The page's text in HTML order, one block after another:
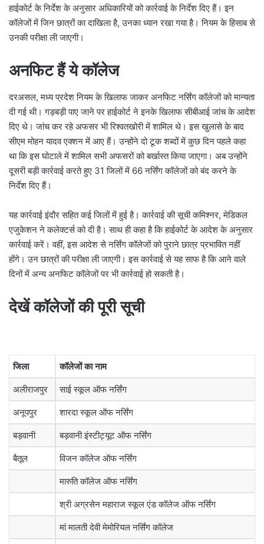
हाईकोर्ट के निर्देश के अनुसार अधिकारियों को कार्रवाई के निर्देश दिए हैं। इन
कॉलेजों में जिन छात्रों का दाखिला है, उनका ध्यान रखा गया है। नियम के हिसाब से
उनकी परीक्षा ली जाएगी।
अनफिट हैं ये कॉलेज
दरअसल, मध्य प्रदेश नियम के खिलाफ जाकर अनफिट नर्सिंग कॉलेजों को मान्यता
दी गई थी। गड़बड़ी पाए जाने पर हाईकोर्ट ने इनके खिलाफ सीबीआई जांच के आदेश
दिए थे। जांच कर रहे अफसर भी रिश्वतखोरी में शामिल थे। इस खुलासे के बाद
सीएम मोहन यादव एक्शन में आए हैं। उन्होंने दो टूक शब्दों में कुछ दिन पहले कहा
था कि इस घोटाले में शामिल सभी अफसरों को बर्खास्त किया जाएगा। अब उन्होंने
दूसरी बड़ी कार्रवाई करते हुए 31 जिलों में 66 नर्सिंग कॉलेजों को बंद करने के
निर्देश दिए हैं।
यह कार्रवाई इंदौर सहित कई जिलों में हुई है। कार्रवाई की सूची कमिश्नर, मेडिकल
एजुकेशन ने कलेक्टर्स को दी है। साथ ही कहा है कि हाईकोर्ट के आदेश के अनुसार
कार्रवाई करें। वहीं, इस आदेश से नर्सिंग कॉलेजों को पुराने छात्र प्रभावित नहीं
होंगे। उन छात्रों की परीक्षा ली जाएगी। इस कार्रवाई से यह साफ है कि आने वाले
दिनों में अन्य अनफिट कॉलेजों पर भी कार्रवाई हो सकती है।
देखें कॉलेजों की पूरी सूची
जिला कॉलेजों का नाम
अलीराजपुर साई स्कूल ऑफ नर्सिंग
अनूपपुर शारदा स्कूल ऑफ नर्सिंग
बड़वानी बड़वानी इंस्टीट्यूट ऑफ नर्सिंग
बैतूल विजन कॉलेज ऑफ नर्सिंग
मारुति कॉलेज ऑफ नर्सिंग
श्री अग्रसेन महाराज स्कूल एंड कॉलेज ऑफ नर्सिंग
मां मालती देवी मेमोरियल नर्सिंग कॉलेज